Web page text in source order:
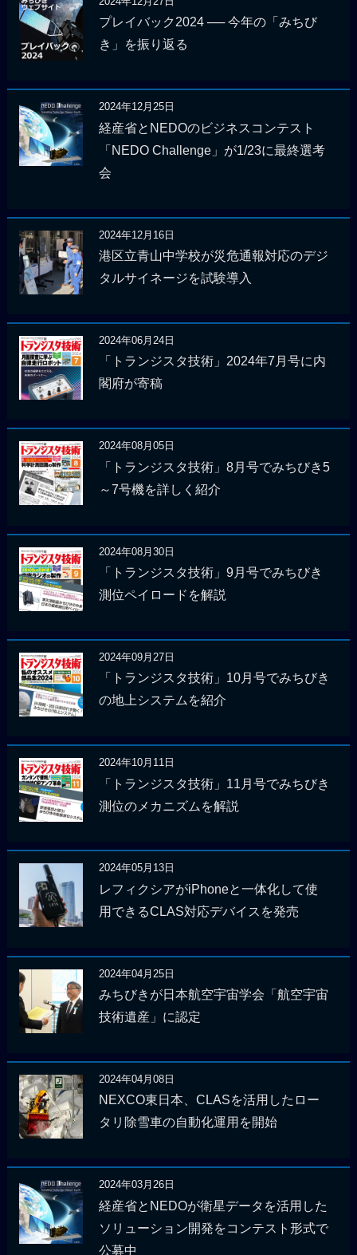
プレイバック2024 ── 今年の「みちび
き」を振り返る
2024年12月25日
経産省とNEDOのビジネスコンテスト
「NEDO Challenge」が1/23に最終選考
会
2024年12月16日
港区立青山中学校が災危通報対応のデジ
タルサイネージを試験導入
2024年06月24日
「トランジスタ技術」2024年7月号に内
閣府が寄稿
2024年08月05日
「トランジスタ技術」8月号でみちびき5
～7号機を詳しく紹介
2024年08月30日
「トランジスタ技術」9月号でみちびき
測位ペイロードを解説
2024年09月27日
「トランジスタ技術」10月号でみちびき
の地上システムを紹介
2024年10月11日
「トランジスタ技術」11月号でみちびき
測位のメカニズムを解説
2024年05月13日
レフィクシアがiPhoneと一体化して使
用できるCLAS対応デバイスを発売
2024年04月25日
みちびきが日本航空宇宙学会「航空宇宙
技術遺産」に認定
2024年04月08日
NEXCO東日本、CLASを活用したロー
タリ除雪車の自動化運用を開始
2024年03月26日
経産省とNEDOが衛星データを活用した
ソリューション開発をコンテスト形式で
公募中